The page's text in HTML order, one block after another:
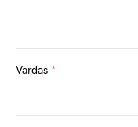
Vardas *